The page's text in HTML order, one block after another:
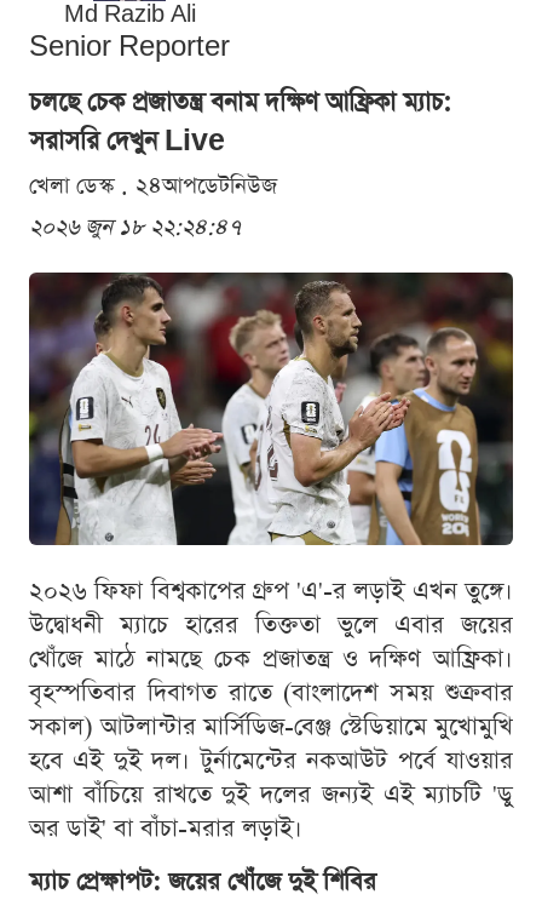
Md Razib Ali
Senior Reporter
চলছে চেক প্রজাতন্ত্র বনাম দক্ষিণ আফ্রিকা ম্যাচ:
সরাসরি দেখুন Live
খেলা ডেস্ক . ২৪আপডেটনিউজ
২০২৬ জুন ১৮ ২২:২৪:৪৭
২০২৬ ফিফা বিশ্বকাপের গ্রুপ 'এ'-র লড়াই এখন তুঙ্গে।
উদ্বোধনী ম্যাচে হারের তিক্ততা ভুলে এবার জয়ের
খোঁজে মাঠে নামছে চেক প্রজাতন্ত্র ও দক্ষিণ আফ্রিকা।
বৃহস্পতিবার দিবাগত রাতে (বাংলাদেশ সময় শুক্রবার
সকাল) আটলান্টার মার্সিডিজ-বেঞ্জ স্টেডিয়ামে মুখোমুখি
হবে এই দুই দল। টুর্নামেন্টের নকআউট পর্বে যাওয়ার
আশা বাঁচিয়ে রাখতে দুই দলের জন্যই এই ম্যাচটি 'ডু
অর ডাই' বা বাঁচা-মরার লড়াই।
ম্যাচ প্রেক্ষাপট: জয়ের খোঁজে দুই শিবির